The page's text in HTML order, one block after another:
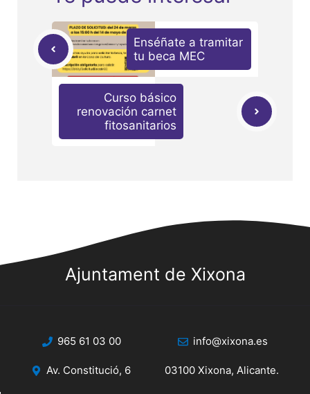
Enséñate a tramitar
tu beca MEC
Curso básico
renovación carnet
fitosanitarios
Ajuntament de Xixona
965 61 03 00 info@xixona.es
Av. Constitució, 6 03100 Xixona, Alicante.